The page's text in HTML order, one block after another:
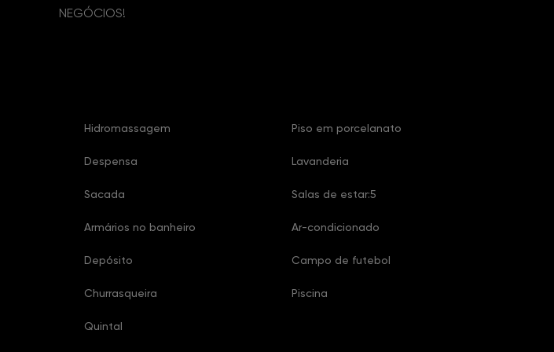
NEGÓCIOS!
Hidromassagem Piso em porcelanato
Despensa Lavanderia
Sacada Salas de estar:5
Armários no banheiro Ar-condicionado
Depósito Campo de futebol
Churrasqueira Piscina
Quintal